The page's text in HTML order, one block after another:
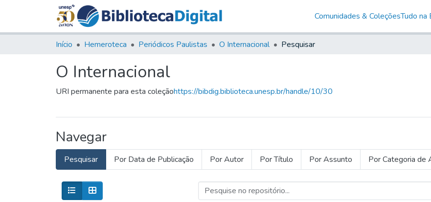
Comunidades & ColeçõesTudo na
Início Hemeroteca Periódicos Paulistas O Internacional Pesquisar
O Internacional
URI permanente para esta coleçãohttps://bibdig.biblioteca.unesp.br/handle/10/30
Navegar
Pesquisar Por Data de Publicação Por Autor Por Título Por Assunto Por Categoria de